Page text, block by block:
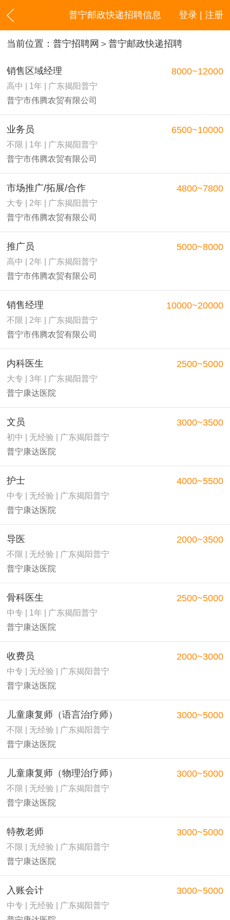
登录 | 注册
普宁邮政快递招聘信息
当前位置： 普宁招聘网 ＞普宁邮政快递招聘
销售区域经理
高中 | 1年 | 广东揭阳普宁
普宁市伟腾农贸有限公司
8000~12000
业务员
不限 | 1年 | 广东揭阳普宁
普宁市伟腾农贸有限公司
6500~10000
市场推广/拓展/合作
大专 | 2年 | 广东揭阳普宁
普宁市伟腾农贸有限公司
4800~7800
推广员
高中 | 2年 | 广东揭阳普宁
普宁市伟腾农贸有限公司
5000~8000
销售经理
不限 | 2年 | 广东揭阳普宁
普宁市伟腾农贸有限公司
10000~20000
内科医生
大专 | 3年 | 广东揭阳普宁
普宁康达医院
2500~5000
文员
初中 | 无经验 | 广东揭阳普宁
普宁康达医院
3000~3500
护士
中专 | 无经验 | 广东揭阳普宁
普宁康达医院
4000~5500
导医
不限 | 无经验 | 广东揭阳普宁
普宁康达医院
2000~3500
骨科医生
中专 | 1年 | 广东揭阳普宁
普宁康达医院
2500~5000
收费员
中专 | 无经验 | 广东揭阳普宁
普宁康达医院
2000~3000
儿童康复师（语言治疗师）
不限 | 无经验 | 广东揭阳普宁
普宁康达医院
3000~5000
儿童康复师（物理治疗师）
不限 | 无经验 | 广东揭阳普宁
普宁康达医院
3000~5000
特教老师
不限 | 无经验 | 广东揭阳普宁
普宁康达医院
3000~5000
入账会计
中专 | 无经验 | 广东揭阳普宁
3000~5000